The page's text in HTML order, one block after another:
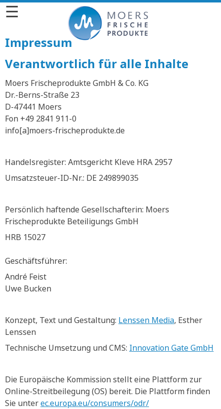
☰
Impressum
Verantwortlich für alle Inhalte
Moers Frischeprodukte GmbH & Co. KG
Dr.-Berns-Straße 23
D-47441 Moers
Fon +49 2841 911-0
info[a]moers-frischeprodukte.de
Handelsregister: Amtsgericht Kleve HRA 2957
Umsatzsteuer-ID-Nr.: DE 249899035
Persönlich haftende Gesellschafterin: Moers
Frischeprodukte Beteiligungs GmbH
HRB 15027
Geschäftsführer:
André Feist
Uwe Bucken
Konzept, Text und Gestaltung: Lenssen Media, Esther
Lenssen
Technische Umsetzung und CMS: Innovation Gate GmbH
Die Europäische Kommission stellt eine Plattform zur
Online-Streitbeilegung (OS) bereit. Die Plattform finden
Sie unterec.europa.eu/consumers/odr/